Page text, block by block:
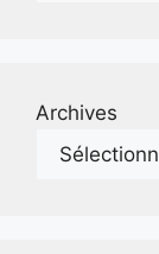
Archives